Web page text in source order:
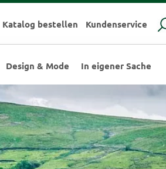
Katalog bestellen Kundenservice
Design & Mode In eigener Sache